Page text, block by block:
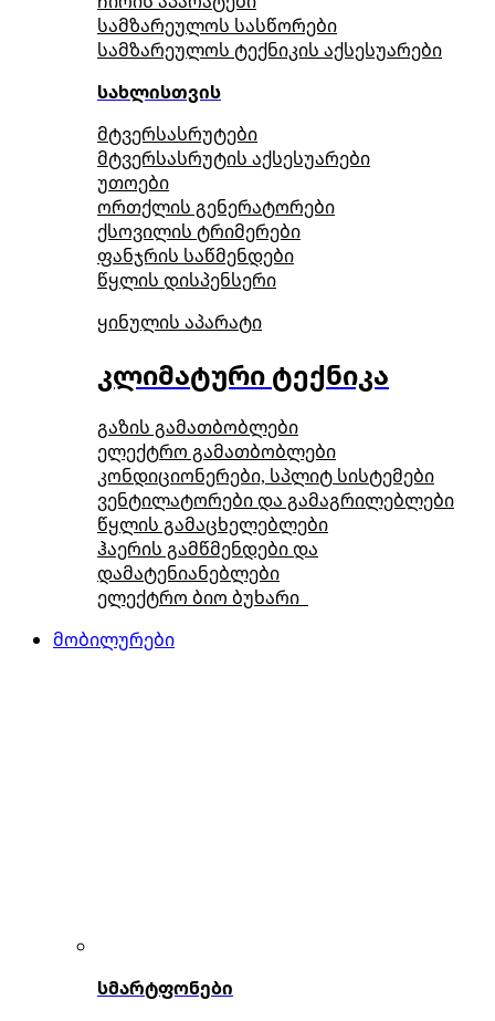
სამზარეულოს სასწორები
სამზარეულოს ტექნიკის აქსესუარები
სახლისთვის
მტვერსასრუტები
მტვერსასრუტის აქსესუარები
უთოები
ორთქლის გენერატორები
ქსოვილის ტრიმერები
ფანჯრის საწმენდები
წყლის დისპენსერი
ყინულის აპარატი
კლიმატური ტექნიკა
გაზის გამათბობლები
ელექტრო გამათბობლები
კონდიციონერები, სპლიტ სისტემები
ვენტილატორები და გამაგრილებლები
წყლის გამაცხელებლები
ჰაერის გამწმენდები და
დამატენიანებლები
ელექტრო ბიო ბუხარი
მობილურები
სმარტფონები